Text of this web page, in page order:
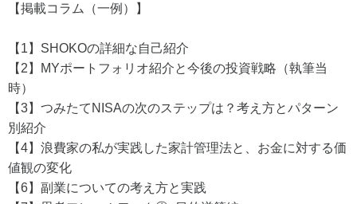
【掲載コラム（一例）】
【1】SHOKOの詳細な自己紹介
【2】MYポートフォリオ紹介と今後の投資戦略（執筆当
時）
【3】つみたてNISAの次のステップは？考え方とパターン
別紹介
【4】浪費家の私が実践した家計管理法と、お金に対する価
値観の変化
【6】副業についての考え方と実践